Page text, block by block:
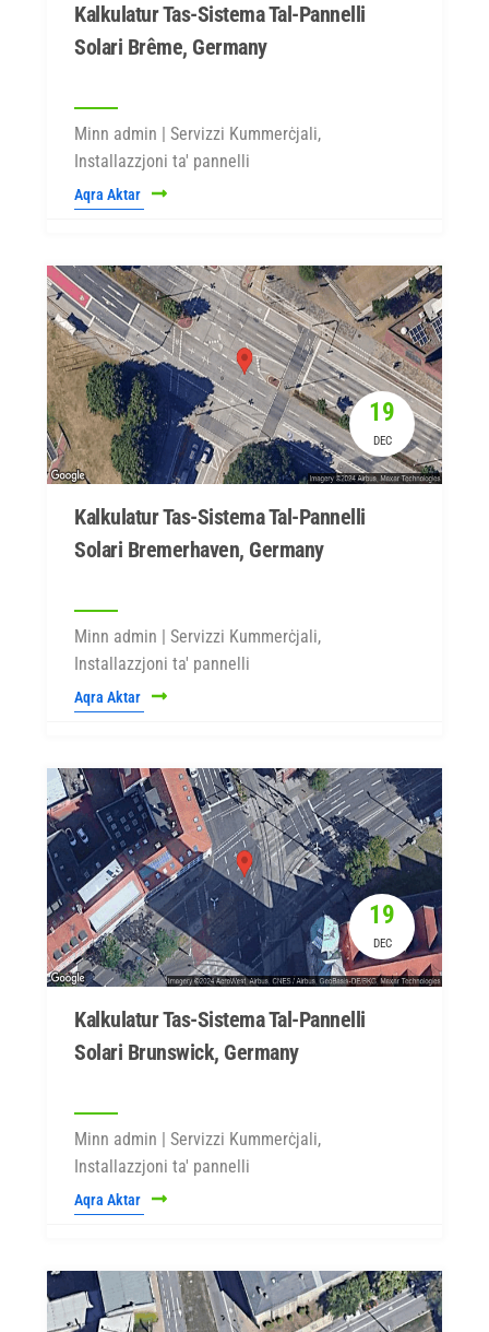
Kalkulatur Tas-Sistema Tal-Pannelli
Solari Brême, Germany
Minn admin | Servizzi Kummerċjali,
Installazzjoni ta' pannelli
Aqra Aktar
19
DEC
Kalkulatur Tas-Sistema Tal-Pannelli
Solari Bremerhaven, Germany
Minn admin | Servizzi Kummerċjali,
Installazzjoni ta' pannelli
Aqra Aktar
19
DEC
Kalkulatur Tas-Sistema Tal-Pannelli
Solari Brunswick, Germany
Minn admin | Servizzi Kummerċjali,
Installazzjoni ta' pannelli
Aqra Aktar